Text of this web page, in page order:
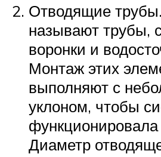
Отводящие
называют трубы,
воронки и
Монтаж этих
выполняют с
уклоном, чтобы
Диаметр